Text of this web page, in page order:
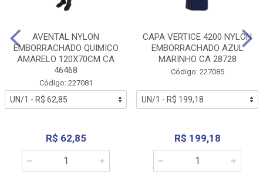
AVENTAL NYLON
EMBORRACHADO QUIMICO
AMARELO 120X70CM CA
46468
Código: 227081
R$ 62,85
CAPA VERTICE 4200 NYLON
EMBORRACHADO AZUL
MARINHO CA 28728
Código: 227085
R$ 199,18